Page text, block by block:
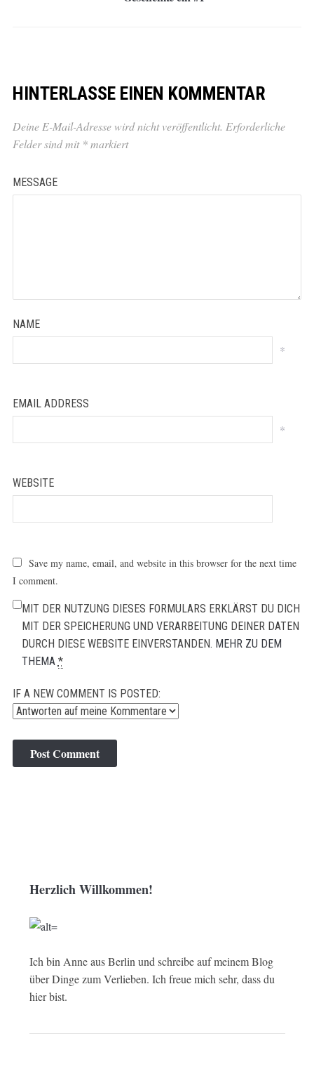
HINTERLASSE EINEN KOMMENTAR
Deine E-Mail-Adresse wird nicht veröffentlicht. Erforderliche
Felder sind mit *markiert
MESSAGE
NAME
*
EMAIL ADDRESS
*
WEBSITE
Save my name, email, and website in this browser for the next time
I comment.
MIT DER NUTZUNG DIESES FORMULARS ERKLÄRST DU DICH
MIT DER SPEICHERUNG UND VERARBEITUNG DEINER DATEN
DURCH DIESE WEBSITE EINVERSTANDEN. MEHR ZU DEM
THEMA *
IF A NEW COMMENT IS POSTED:
Herzlich Willkommen!
Ich bin Anne aus Berlin und schreibe auf meinem Blog
über Dinge zum Verlieben. Ich freue mich sehr, dass du
hier bist.